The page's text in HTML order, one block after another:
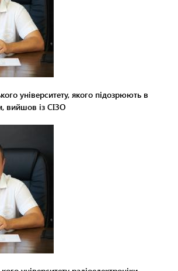
університету, якого підозрюють в
вийшов із СІЗО